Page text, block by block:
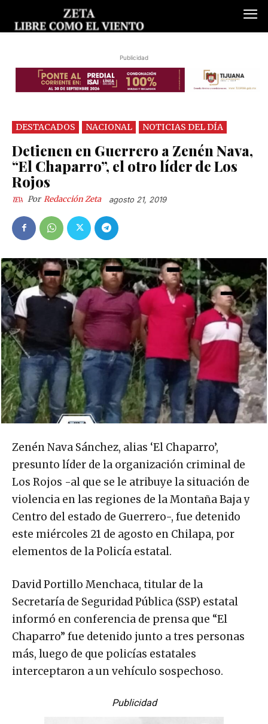
Publicidad
DESTACADOS NACIONAL NOTICIAS DEL DÍA
Detienen en Guerrero a Zenén Nava,
“El Chaparro”, el otro líder de Los
Rojos
Por Redacción Zeta agosto 21, 2019
Zenén Nava Sánchez, alias ‘El Chaparro’,
presunto líder de la organización criminal de
Los Rojos -al que se le atribuye la situación de
violencia en las regiones de la Montaña Baja y
Centro del estado de Guerrero-, fue detenido
este miércoles 21 de agosto en Chilapa, por
elementos de la Policía estatal.
David Portillo Menchaca, titular de la
Secretaría de Seguridad Pública (SSP) estatal
informó en conferencia de prensa que “El
Chaparro” fue detenido junto a tres personas
más, luego de que policías estatales
interceptaron a un vehículo sospechoso.
Publicidad